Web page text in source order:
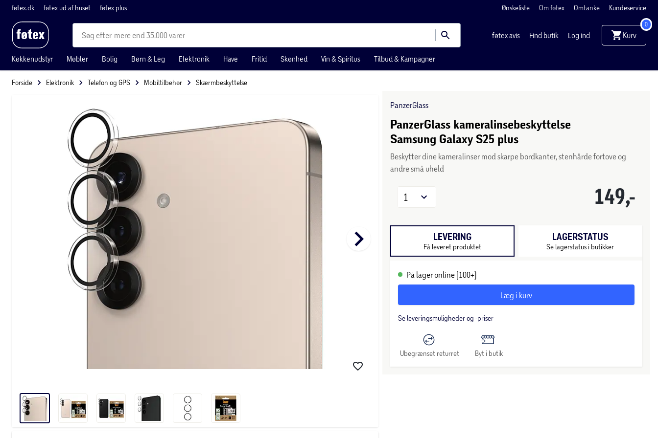
føtex.dk føtex ud af huset føtex plus Ønskeliste Om føtex Omtanke Kundeservice
mere end 35.000 varer føtex avis Find butik Log ind Kurv
0
Køkkenudstyr Møbler Bolig Børn & Leg Elektronik Have Fritid Skønhed Vin & Spiritus Tilbud & Kampagner
Forside Elektronik Telefon og GPS Mobiltilbehør Skærmbeskyttelse
keyboard_arrow_right
PanzerGlass
PanzerGlass kameralinsebeskyttelse
Samsung Galaxy S25 plus
Beskytter dine kameralinser mod skarpe bordkanter, stenhårde fortove og
andre små uheld
149,-
1
LEVERING
Få leveret produktet
LAGERSTATUS
Se lagerstatus i butikker
På lager online (100+)
Læg i kurv
Se leveringsmuligheder og -priser
Ubegrænset returret Byt i butik